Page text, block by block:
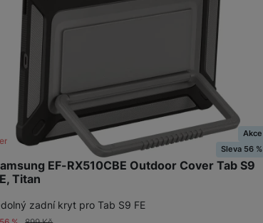
EF-RX510CBE Outdoor Cover Tab S9
Titan
skladem
Akce
Sleva 56 %
zadní kryt pro Tab S9 FE